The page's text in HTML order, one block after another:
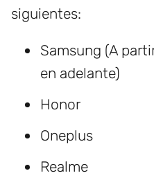
siguientes:
Samsung (A
en adelante)
Honor
Oneplus
Realme